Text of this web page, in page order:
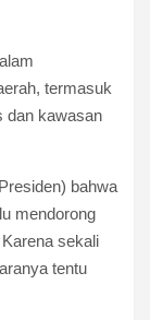
termasuk
dan kawasan
bahwa
mendorong
sekali
tentu